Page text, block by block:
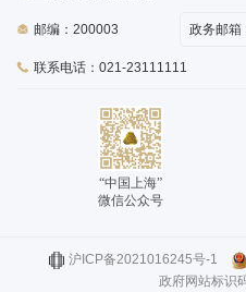
邮编：200003
联系电话：021-23111111
政务邮箱
“中国上海”
微信公众号
沪ICP备2021016245号-1
政府网站标识